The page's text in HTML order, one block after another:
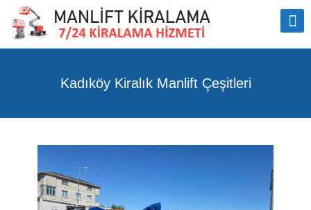
Kadıköy Kiralık Manlift Çeşitleri